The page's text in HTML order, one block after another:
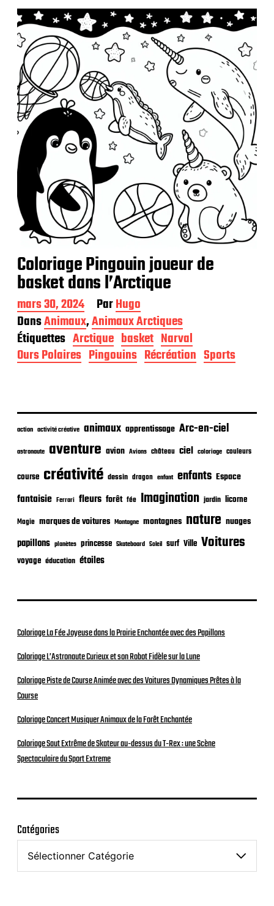
u
b
l
i
c
a
t
i
o
n
Coloriage Pingouin joueur de
basket dans l’Arctique
D
a
t
e
d
e
l
i
a
i
n
mars 30, 2024 ParHugo
DansAnimaux,Animaux Arctiques
Étiquettes Arctique basket Narval
Ours Polaires Pingouins Récréation Sports
action activité créative animaux apprentissage Arc-en-ciel
astronaute aventure avion Avions château ciel coloriage couleurs
course créativité dessin dragon enfant enfants Espace
fantaisie Ferrari fleurs forêt fée Imagination jardin licorne
Magie marques de voitures Montagne montagnes nature nuages
papillons planètes princesse Skateboard Soleil surf Ville Voitures
voyage éducation étoiles
Coloriage La Fée Joyeuse dans la Prairie Enchantée avec des Papillons
Coloriage L’Astronaute Curieux et son Robot Fidèle sur la Lune
Coloriage Piste de Course Animée avec des Voitures Dynamiques Prêtes à la
Course
Coloriage Concert Musiquer Animaux de la Forêt Enchantée
Coloriage Saut Extrême de Skateur au-dessus du T-Rex : une Scène
Spectaculaire du Sport Extreme
Catégories